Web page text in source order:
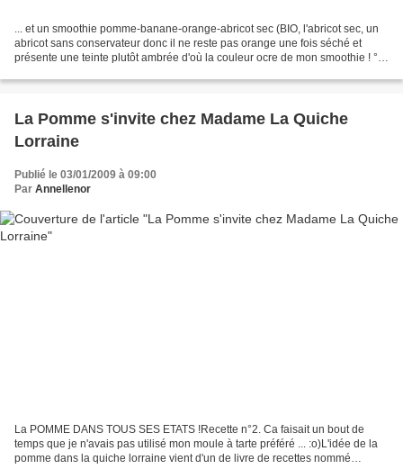
... et un smoothie pomme-banane-orange-abricot sec (BIO, l'abricot sec, un
abricot sans conservateur donc il ne reste pas orange une fois séché et
présente une teinte plutôt ambrée d'où la couleur ocre de mon smoothie ! °°°
La Pomme s'invite chez Madame La Quiche
Lorraine
Publié le 03/01/2009 à 09:00
Par Annellenor
La POMME DANS TOUS SES ETATS !Recette n°2. Ca faisait un bout de
temps que je n'avais pas utilisé mon moule à tarte préféré ... :o)L'idée de la
pomme dans la quiche lorraine vient d'un de livre de recettes nommé